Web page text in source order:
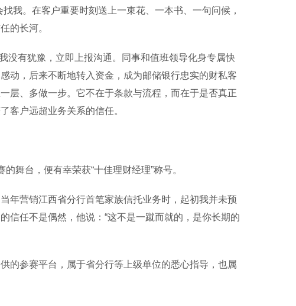
我。在客户重要时刻送上一束花、一本书、一句问候，
的长河。
有犹豫，立即上报沟通。同事和值班领导化身专属快
动，后来不断地转入资金，成为邮储银行忠实的财私客
层、多做一步。它不在于条款与流程，而在于是否真正
客户远超业务关系的信任。
台，便有幸荣获“十佳理财经理”称号。
营销江西省分行首笔家族信托业务时，起初我并未预
信任不是偶然，他说：“这不是一蹴而就的，是你长期的
参赛平台，属于省分行等上级单位的悉心指导，也属